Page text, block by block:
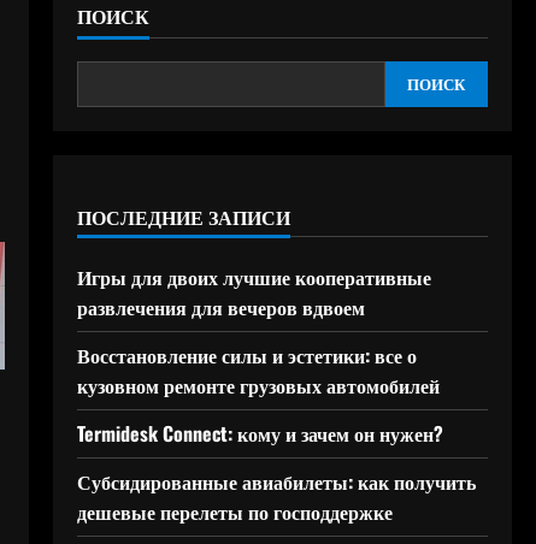
ПОИСК
ПОИСК
ПОСЛЕДНИЕ ЗАПИСИ
Игры для двоих лучшие кооперативные
развлечения для вечеров вдвоем
Восстановление силы и эстетики: все о
кузовном ремонте грузовых автомобилей
Termidesk Connect: кому и зачем он нужен?
Субсидированные авиабилеты: как получить
дешевые перелеты по господдержке